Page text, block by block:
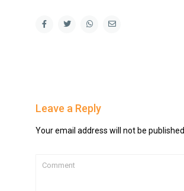
Leave a Reply
Your email address will not be published.